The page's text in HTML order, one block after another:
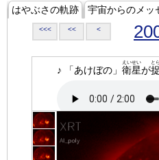
はやぶさの軌跡 宇宙からのメッ
<<< << <
♪ 「あけぼの」 衛星
えいせい
が捉
とら